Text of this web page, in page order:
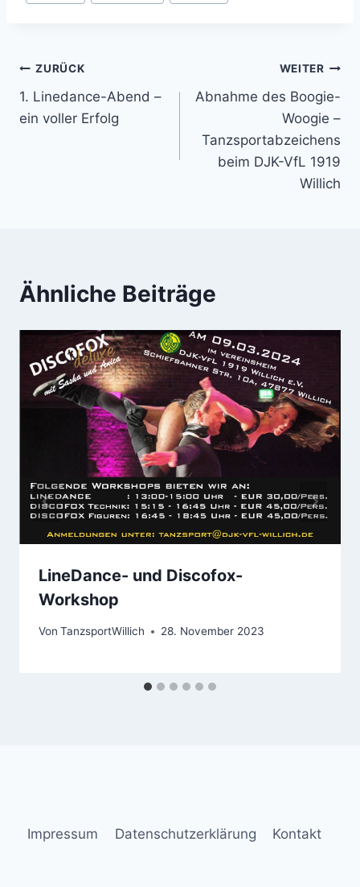
Beitragsnavigation
ZURÜCK
1. Linedance-Abend –
ein voller Erfolg
WEITER
Abnahme des Boogie-
Woogie –
Tanzsportabzeichens
beim DJK-VfL 1919
Willich
Ähnliche Beiträge
LineDance- und Discofox-
Workshop
Von TanzsportWillich 28. November 2023
Impressum Datenschutzerklärung Kontakt